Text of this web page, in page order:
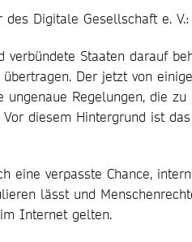
Digitale Gesellschaft e. V.:
verbündete Staaten darauf
Der jetzt von
Regelungen, die
diesem Hintergrund ist
eine verpasste Chance,
lässt und
Internet gelten.